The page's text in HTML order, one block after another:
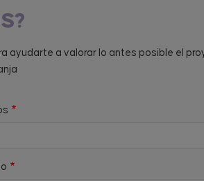
ayudarte a valorar lo antes posible el